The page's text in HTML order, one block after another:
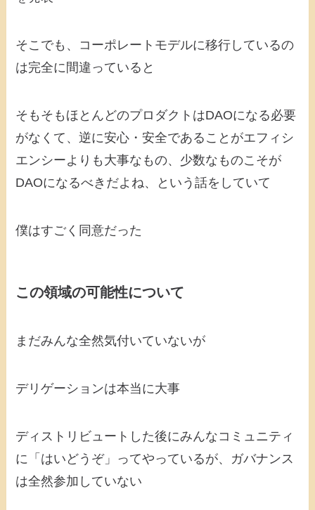
そこでも、コーポレートモデルに移行しているの
は完全に間違っていると
そもそもほとんどのプロダクトはDAOになる必要
がなくて、逆に安心・安全であることがエフィシ
エンシーよりも大事なもの、少数なものこそが
DAOになるべきだよね、という話をしていて
僕はすごく同意だった
この領域の可能性について
まだみんな全然気付いていないが
デリゲーションは本当に大事
ディストリビュートした後にみんなコミュニティ
に「はいどうぞ」ってやっているが、ガバナンス
は全然参加していない